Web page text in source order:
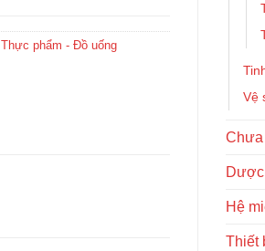
Vệ
Chưa
Hệ
Thiết
Thực phẩm - Đồ uống